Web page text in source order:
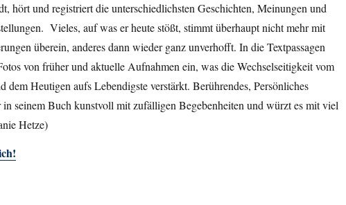
hört und registriert die unterschiedlichsten Geschichten, Meinungen und
Vieles, auf was er heute stößt, stimmt überhaupt nicht mehr mit
überein, anderes dann wieder ganz unverhofft. In die Textpassagen
von früher und aktuelle Aufnahmen ein, was die Wechselseitigkeit vom
dem Heutigen aufs Lebendigste verstärkt. Berührendes, Persönliches
in seinem Buch kunstvoll mit zufälligen Begebenheiten und würzt es mit viel
Hetze)